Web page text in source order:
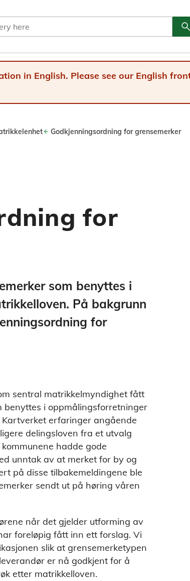
search
in English. Please see our English
Godkjenningsordning for grensemerker
for
som benyttes i
På bakgrunn
for
sentral matrikkelmyndighet fått
benyttes i oppmålingsforretninger
erfaringer angående
delingsloven fra et utvalg
hadde gode
unntak av at merket for by og
på disse tilbakemeldingene ble
sendt ut på høring våren
når det gjelder utforming av
foreløpig fått inn ett forslag. Vi
slik at grensemerketypen
er nå godkjent for å
etter matrikkelloven.